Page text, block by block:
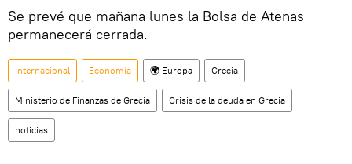
Se prevé que mañana lunes la Bolsa de Atenas
permanecerá cerrada.
Internacional Economía 🌍 Europa Grecia
Ministerio de Finanzas de Grecia Crisis de la deuda en Grecia
noticias